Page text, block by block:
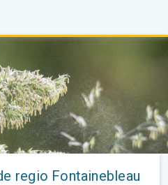
regio Fontainebleau